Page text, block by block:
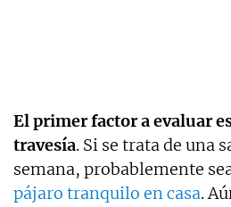
El primer factor a evaluar
travesía. Si se trata de una
semana, probablemente
pájaro tranquilo en casa.